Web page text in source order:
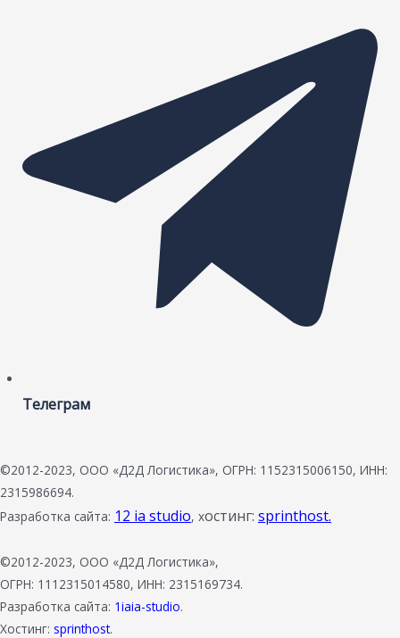
Телеграм
©2012-2023, ООО «Д2Д Логистика», ОГРН: 1152315006150, ИНН:
2315986694.
Разработка сайта: 12 ia studio, хостинг: sprinthost.
©2012-2023, ООО «Д2Д Логистика»,
ОГРН: 1112315014580, ИНН: 2315169734.
Разработка сайта: 1iaia-studio.
Хостинг: sprinthost.